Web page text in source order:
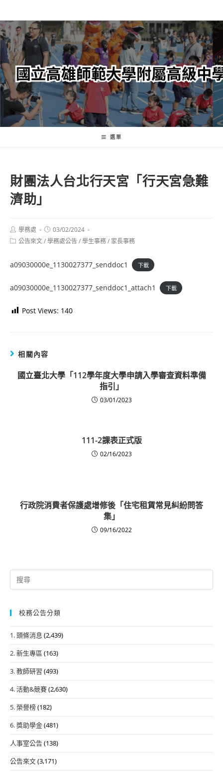
轉
至
主
內
容
選單
財團法人台北行天宮「行天宮急難
濟助」
Post
author:
學務處
Post
published:
03/02/2024
Post公告來文/學務處公告/學生事務/ 家長事務
a09030000e_1130027377_senddoc1 下載
a09030000e_1130027377_senddoc1_attach1 下載
Post Views: 140
相關內容
國立臺北大學「112學年度大學申請入學審查資料準備
指引」
03/01/2023
111-2課表正式版
02/16/2023
行政院消費者保護處增修後「住宅租賃常見糾紛問答
集」
09/16/2022
Search
for:
校務公告分類
1. 頭條消息 (2,439)
2. 新生專區 (163)
3. 教師研習 (493)
4. 活動&競賽(2,630)
5. 榮譽榜(182)
6. 獎助學金(481)
人事室公告(138)
公告來文(3,171)